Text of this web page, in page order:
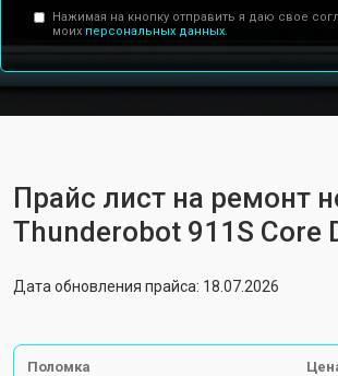
Нажимая на кнопку отправить я даю свое
моих персональных данных.
Прайс лист на ремонт
Thunderobot 911S Core
Дата обновления прайса: 18.07.2026
Поломка